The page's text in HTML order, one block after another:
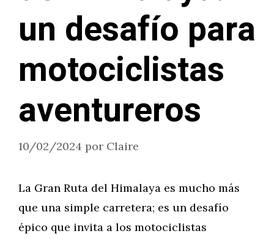
un desafío para
motociclistas
aventureros
10/02/2024 por Claire
La Gran Ruta del Himalaya es mucho más
que una simple carretera; es un desafío
épico que invita a los motociclistas